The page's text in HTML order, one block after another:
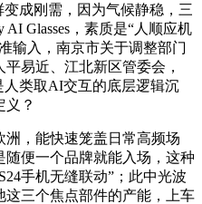
成刚需，因为气候静稳，三
Glasses，素质是“人顺应机
入，南京市关于调整部门
易近、江北新区管委会，
人类取AI交互的底层逻辑沉
义？
，能快速笼盖日常高频场
便一个品牌就能入场，这种
手机无缝联动”；此中光波
三个焦点部件的产能，上车